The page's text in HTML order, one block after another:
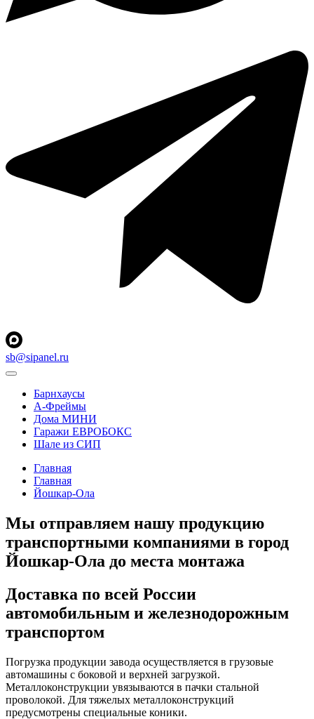
sb@sipanel.ru
Барнхаусы
А-Фреймы
Дома МИНИ
Гаражи ЕВРОБОКС
Шале из СИП
Главная
Главная
Йошкар-Ола
Мы отправляем нашу продукцию
транспортными компаниями в город
Йошкар-Ола до места монтажа
Доставка по всей России
автомобильным и железнодорожным
транспортом
Погрузка продукции завода осуществляется в грузовые
автомашины с боковой и верхней загрузкой.
Металлоконструкции увязываются в пачки стальной
проволокой. Для тяжелых металлоконструкций
предусмотрены специальные коники.